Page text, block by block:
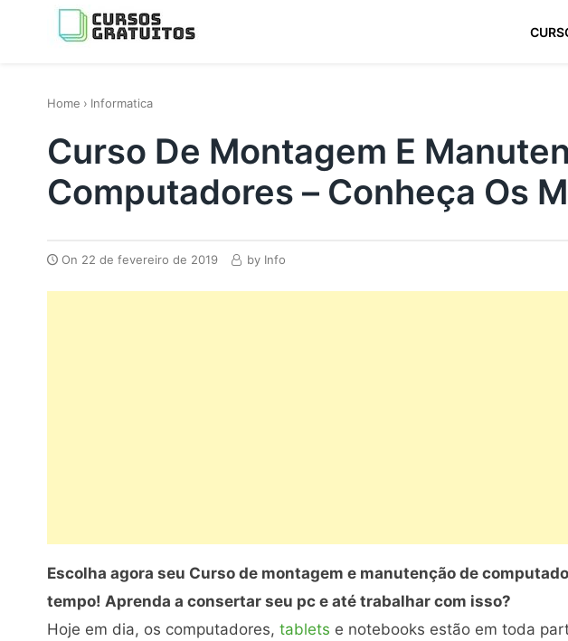
Home › Informatica
Curso De Montagem E
Computadores – Conheça Os
On 22 de fevereiro de 2019 by Info
Escolha agora seu Curso de montagem e manutenção de
tempo! Aprenda a consertar seu pc e até trabalhar com isso?
Hoje em dia, os computadores, tablets e notebooks estão em toda